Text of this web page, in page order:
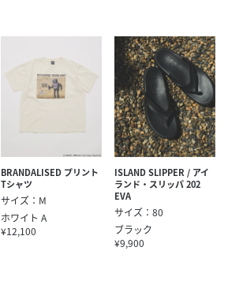
BRANDALISED プリント
Tシャツ
サイズ：M
ホワイト A
¥12,100
ISLAND SLIPPER / アイ
ランド・スリッパ 202
EVA
サイズ：80
ブラック
¥9,900